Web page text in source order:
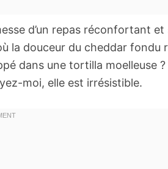
d’un repas réconfortant et
la douceur du cheddar fondu
dans une tortilla moelleuse ?
moi, elle est irrésistible.